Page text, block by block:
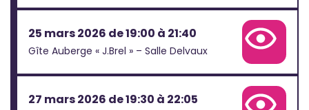
25 mars 2026 de 19:00 à 21:40
Gîte Auberge « J.Brel » – Salle Delvaux
Voir la fiche complète
27 mars 2026 de 19:30 à 22:05